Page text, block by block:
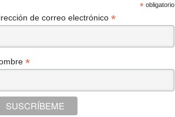
* obligatorio
de correo electrónico *
*